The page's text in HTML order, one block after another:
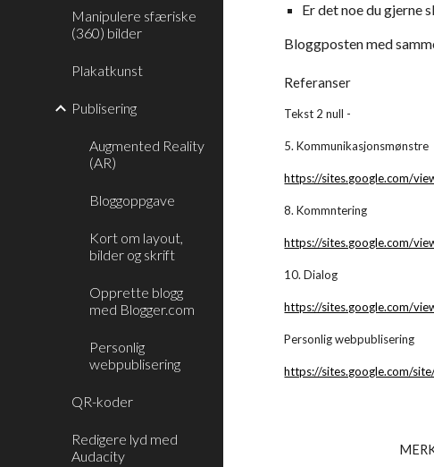
Manipulere sfæriske
(360) bilder
Plakatkunst
Publisering
Augmented Reality
(AR)
Bloggoppgave
Kort om layout,
bilder og skrift
Opprette blogg
med Blogger.com
Personlig
webpublisering
QR-koder
Redigere lyd med
Audacity
Er det noe du gjerne
Bloggposten med
Referanser
Tekst 2 null -
5. Kommunikasjonsmønstre
https://sites.google.com/
8. Kommntering
https://sites.google.com/
10. Dialog
https://sites.google.com/
Personlig webpublisering
https://sites.google.com/